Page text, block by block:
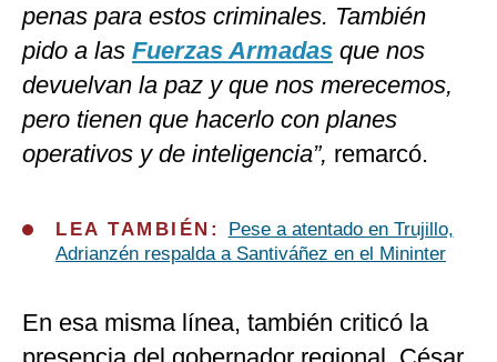
penas para estos criminales. También
pido a las Fuerzas Armadas que nos
devuelvan la paz y que nos merecemos,
pero tienen que hacerlo con planes
operativos y de inteligencia”, remarcó.
LEA TAMBIÉN:
Pese a atentado en Trujillo,
Adrianzén respalda a Santiváñez en el Mininter
En esa misma línea, también criticó la